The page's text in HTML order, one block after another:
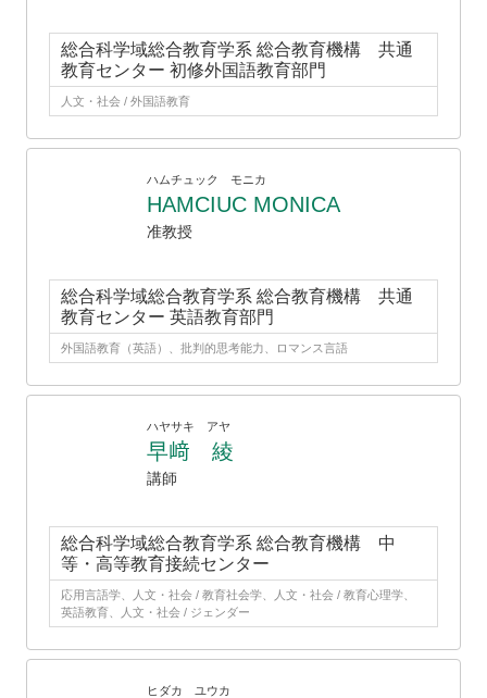
総合科学域総合教育学系 総合教育機構 共通
教育センター 初修外国語教育部門
人文・社会 / 外国語教育
ハムチュック モニカ
HAMCIUC MONICA
准教授
総合科学域総合教育学系 総合教育機構 共通
教育センター 英語教育部門
外国語教育（英語）、批判的思考能力、ロマンス言語
ハヤサキ アヤ
早﨑 綾
講師
総合科学域総合教育学系 総合教育機構 中
等・高等教育接続センター
応用言語学、人文・社会 / 教育社会学、人文・社会 / 教育心理学、
英語教育、人文・社会 / ジェンダー
ヒダカ ユウカ